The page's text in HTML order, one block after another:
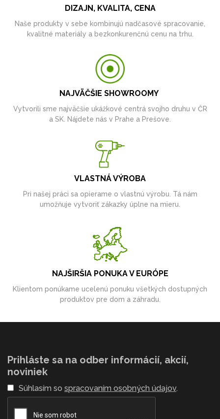
DIZAJN, KVALITA, CENA
Naše produkty v sebe kombinujú nadčasové spracovanie,
kvalitné materiály a bezkonkurenčnú cenu na trhu.
NAJVÄČŠIE SHOWROOMY
Vytvorili sme najväčšie ukážkové centrá svojho druhu v ČR
a SK. Nájdete nás v Prahe a Prešove.
VLASTNÁ VÝROBA
Pri našej práci sa opierame o vlastnú výrobu. Tá nám
umožňuje vytvoriť zákazky úplne na mieru.
NAJŠIRŠIA PONUKA V EURÓPE
Klientom ponúkame ucelenú ponuku všetkých dostupných
produktov pre dom a záhradu.
Prihláste sa na odber informácií, akcií,
noviniek
Súhlasím so spracovaním osobných údajov.